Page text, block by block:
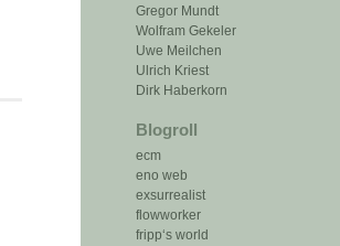
Gregor Mundt
Wolfram Gekeler
Uwe Meilchen
Ulrich Kriest
Dirk Haberkorn
Blogroll
ecm
eno web
exsurrealist
flowworker
fripp‘s world